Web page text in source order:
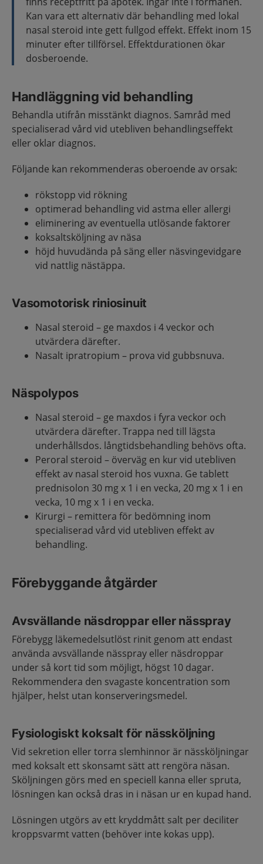
Kan vara ett alternativ där behandling med lokal
nasal steroid inte gett fullgod effekt. Effekt inom 15
minuter efter tillförsel. Effektdurationen ökar
dosberoende.
Handläggning vid behandling
Behandla utifrån misstänkt diagnos. Samråd med
specialiserad vård vid utebliven behandlingseffekt
eller oklar diagnos.
Följande kan rekommenderas oberoende av orsak:
rökstopp vid rökning
optimerad behandling vid astma eller allergi
eliminering av eventuella utlösande faktorer
koksaltsköljning av näsa
höjd huvudända på säng eller näsvingevidgare
vid nattlig nästäppa.
Vasomotorisk riniosinuit
Nasal steroid – ge maxdos i 4 veckor och
utvärdera därefter.
Nasalt ipratropium – prova vid gubbsnuva.
Näspolypos
Nasal steroid – ge maxdos i fyra veckor och
utvärdera därefter. Trappa ned till lägsta
underhållsdos. långtidsbehandling behövs ofta.
Peroral steroid – överväg en kur vid utebliven
effekt av nasal steroid hos vuxna. Ge tablett
prednisolon 30 mg x 1 i en vecka, 20 mg x 1 i en
vecka, 10 mg x 1 i en vecka.
Kirurgi – remittera för bedömning inom
specialiserad vård vid utebliven effekt av
behandling.
Förebyggande åtgärder
Avsvällande näsdroppar eller nässpray
Förebygg läkemedelsutlöst rinit genom att endast
använda avsvällande nässpray eller näsdroppar
under så kort tid som möjligt, högst 10 dagar.
Rekommendera den svagaste koncentration som
hjälper, helst utan konserveringsmedel.
Fysiologiskt koksalt för nässköljning
Vid sekretion eller torra slemhinnor är nässköljningar
med koksalt ett skonsamt sätt att rengöra näsan.
Sköljningen görs med en speciell kanna eller spruta,
lösningen kan också dras in i näsan ur en kupad hand.
Lösningen utgörs av ett kryddmått salt per deciliter
kroppsvarmt vatten (behöver inte kokas upp).